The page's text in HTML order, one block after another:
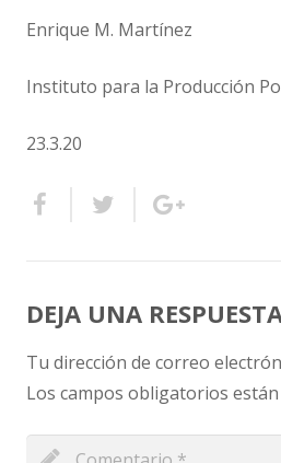
Enrique M. Martínez
Instituto para la Producción
23.3.20
DEJA UNA
Tu dirección de correo
Los campos obligatorios